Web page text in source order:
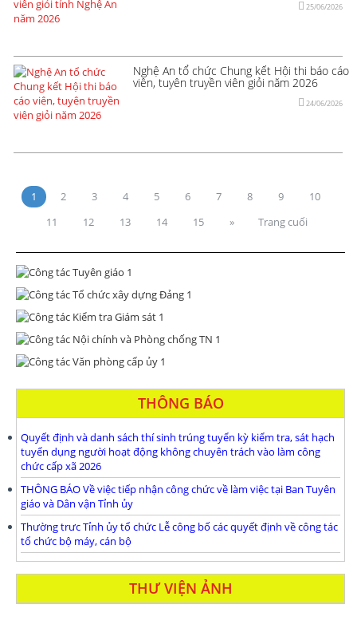
25/06/2026
Nghệ An tổ chức Chung kết Hội thi báo cáo
viên, tuyên truyền viên giỏi năm 2026
24/06/2026
1 2 3 4 5 6 7 8 9
10
11
12 13 14 15 » Trang cuối
THÔNG BÁO
Quyết định và danh sách thí sinh trúng tuyển kỳ kiểm tra, sát hạch
tuyển dụng người hoạt động không chuyên trách vào làm công
chức cấp xã 2026
THÔNG BÁO Về việc tiếp nhận công chức về làm việc tại Ban Tuyên
giáo và Dân vận Tỉnh ủy
Thường trưc Tỉnh ủy tổ chức Lễ công bố các quyết định về công tác
tổ chức bộ máy, cán bộ
THƯ VIỆN ẢNH